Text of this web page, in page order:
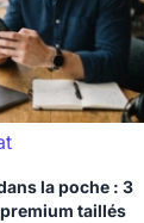
la poche : 3
taillés